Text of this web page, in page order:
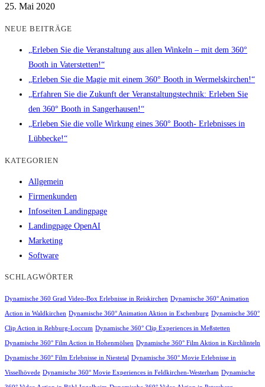
25. Mai 2020
NEUE BEITRÄGE
„Erleben Sie die Veranstaltung aus allen Winkeln – mit dem 360°
Booth in Vaterstetten!“
„Erleben Sie die Magie mit einem 360° Booth in Wermelskirchen!“
„Erfahren Sie die Zukunft der Veranstaltungstechnik: Erleben Sie
den 360° Booth in Sangerhausen!“
„Erleben Sie die volle Wirkung eines 360° Booth- Erlebnisses in
Lübbecke!“
KATEGORIEN
Allgemein
Firmenkunden
Infoseiten Landingpage
Landingpage OpenAI
Marketing
Software
SCHLAGWÖRTER
Dynamische 360 Grad Video-Box Erlebnisse in Reiskirchen Dynamische 360° Animation
Action in Waldkirchen Dynamische 360° Animation Aktion in Eschenburg Dynamische 360°
Clip Action in Rehburg-Loccum Dynamische 360° Clip Experiences in Meßstetten
Dynamische 360° Film Action in Hohenmölsen Dynamische 360° Film Aktion in Kirchlinteln
Dynamische 360° Film Erlebnisse in Niestetal Dynamische 360° Movie Erlebnisse in
Visselhövede Dynamische 360° Movie Experiences in Feldkirchen-Westerham Dynamische